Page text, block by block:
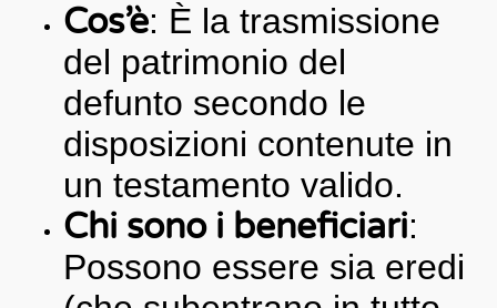
Cos’è: È la trasmissione
del patrimonio del
defunto secondo le
disposizioni contenute in
un testamento valido.
Chi sono i beneficiari:
Possono essere sia eredi